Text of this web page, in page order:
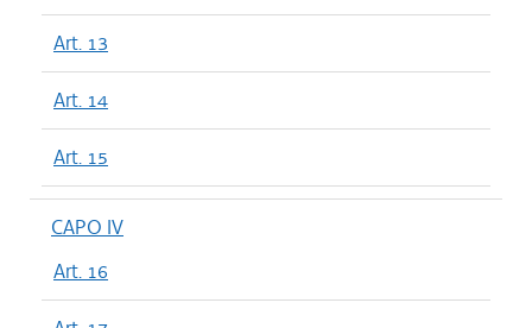
Art. 13
Art. 14
Art. 15
CAPO IV
Art. 16